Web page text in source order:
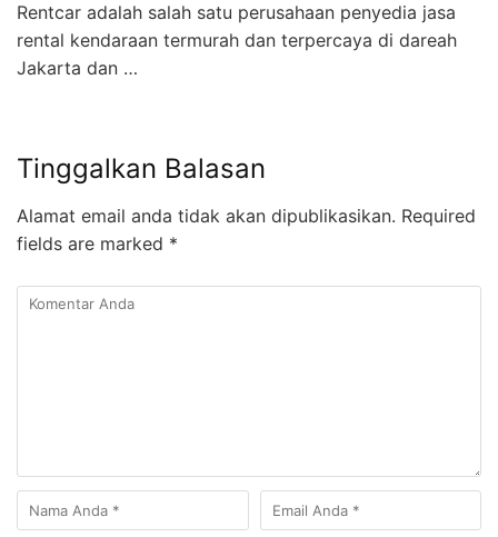
Rentcar adalah salah satu perusahaan penyedia jasa
rental kendaraan termurah dan terpercaya di dareah
Jakarta dan …
Tinggalkan Balasan
Alamat email anda tidak akan dipublikasikan. Required
fields are marked *